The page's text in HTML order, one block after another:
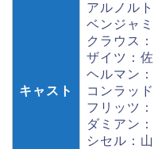
キャスト
アルノル
ベンジャ
クラウス
ザイツ：
ヘルマン
コンラッ
フリッツ
ダミアン
シセル：